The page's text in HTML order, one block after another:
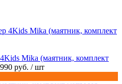
Mika (маятник, комплект
руб. / шт